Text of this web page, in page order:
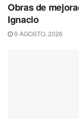
Obras de
Ignacio
9 AGOSTO, 2026